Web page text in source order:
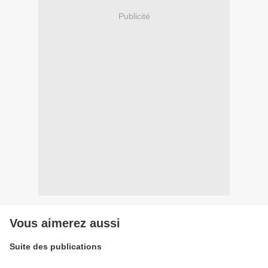
Publicité
Vous aimerez aussi
Suite des publications